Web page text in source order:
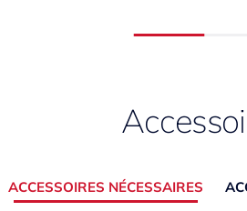
ACCESSOIRES NÉCESSAIRES